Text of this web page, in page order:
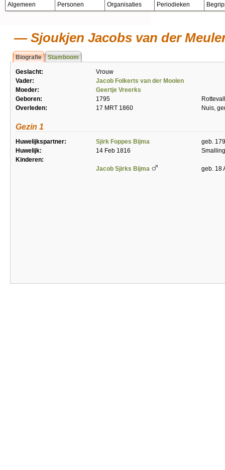
Algemeen Personen Organisaties Periodieken
Sjoukjen Jacobs van der
Biografie Stamboom
Geslacht:
Vrouw
Vader:
Jacob Folkerts van der Moolen
Moeder:
Geertje Vreerks
Geboren:
1795
Overleden:
17 MRT 1860 Nuis,
Gezin 1
Huwelijkspartner: Sjirk Foppes Bijma
geb.
Huwelijk:
14 Feb 1816
Kinderen:
Jacob Sjirks Bijma
geb. 18